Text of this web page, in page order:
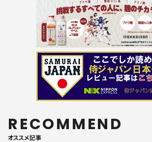
RECOMMEND
オススメ記事